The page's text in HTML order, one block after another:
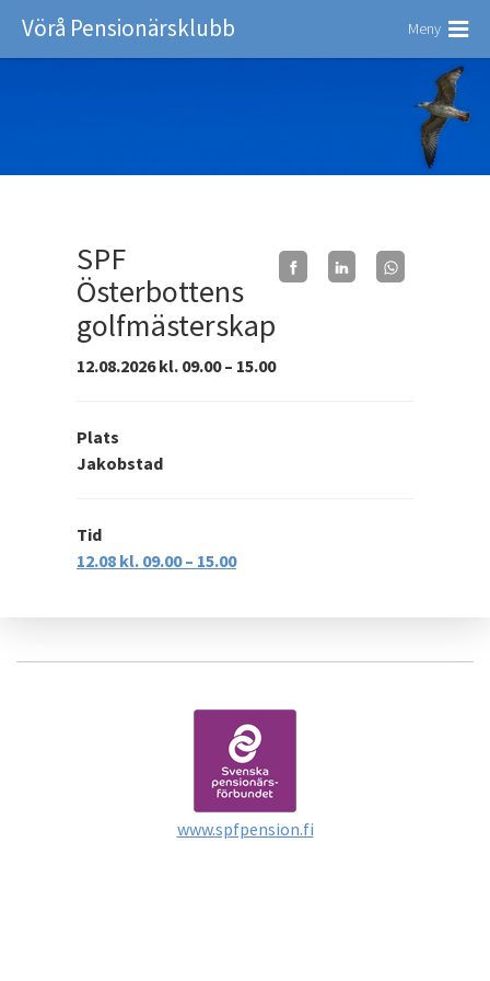
Vörå Pensionärsklubb Meny
SPF
Österbottens
golfmästerskap
12.08.2026 kl. 09.00 – 15.00
Plats
Jakobstad
Tid
12.08 kl. 09.00 – 15.00
www.spfpension.fi